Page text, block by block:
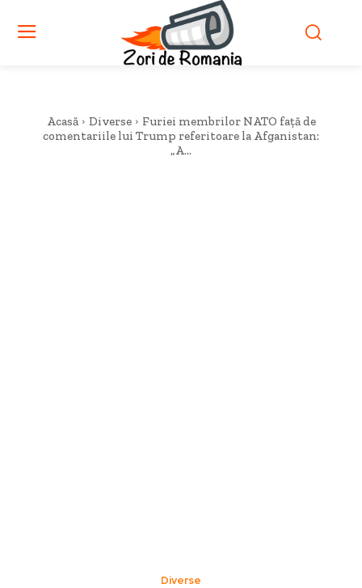
Acasă Diverse
Furiei membrilor NATO față de
comentariile lui Trump referitoare la Afganistan:
„A...
Diverse